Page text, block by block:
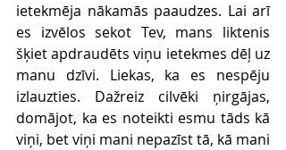
ietekmēja nākamās paaudzes. Lai arī
es izvēlos sekot Tev, mans liktenis
šķiet apdraudēts viņu ietekmes dēļ uz
manu dzīvi. Liekas, ka es nespēju
izlauzties. Dažreiz cilvēki ņirgājas,
domājot, ka es noteikti esmu tāds kā
viņi, bet viņi mani nepazīst tā, kā mani